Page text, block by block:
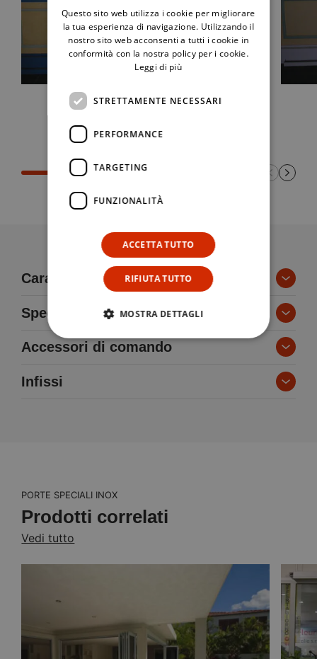
Caratteristiche tecniche
Funzionamento silenzioso
qualsiasi anta
Operatività flessibile
Specifiche tecniche
Accessori di comando
Infissi
PORTE SPECIALI INOX
Prodotti correlati
Vedi tutto
Questo sito web utilizza i cookie per migliorare
la tua esperienza di navigazione. Utilizzando il
nostro sito web acconsenti a tutti i cookie in
conformità con la nostra policy per i cookie.
Leggi di più
STRETTAMENTE NECESSARI
PERFORMANCE
TARGETING
FUNZIONALITÀ
ACCETTA TUTTO
RIFIUTA TUTTO
MOSTRA DETTAGLI